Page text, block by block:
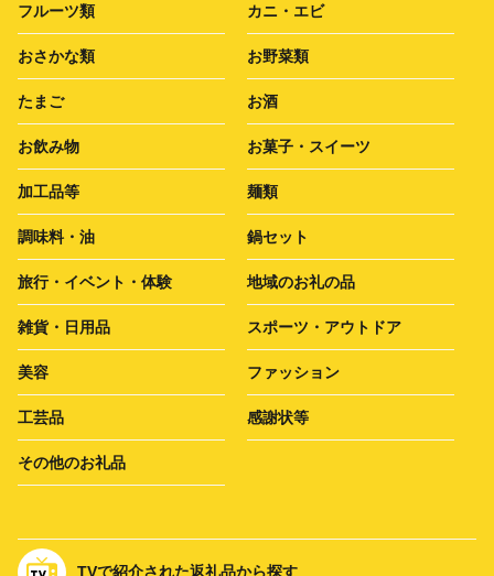
フルーツ類 カニ・エビ
おさかな類 お野菜類
たまご お酒
お飲み物 お菓子・スイーツ
加工品等 麺類
調味料・油 鍋セット
旅行・イベント・体験 地域のお礼の品
雑貨・日用品 スポーツ・アウトドア
美容 ファッション
工芸品 感謝状等
その他のお礼品
TVで紹介された返礼品から探す